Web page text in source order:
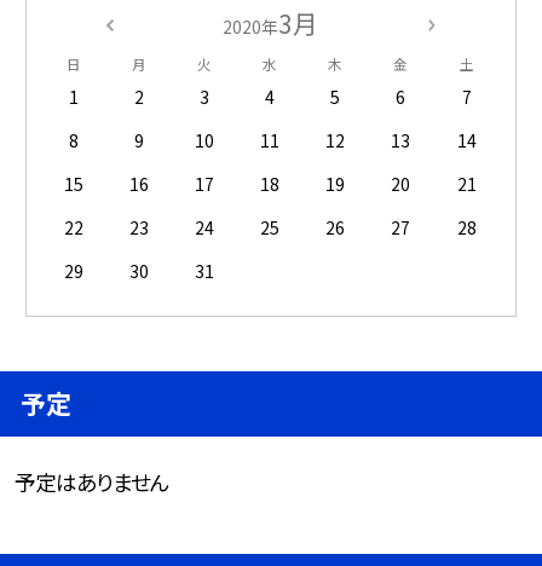
2020年3月
日 月 火 水 木 金 土
1 2 3 4 5 6
7
8
9 10 11 12 13
14
15
16 17 18 19 20
21
22
23 24 25 26 27
28
29
30 31
予定
予定はありません